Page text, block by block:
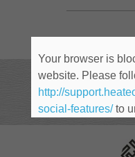
Your browser is
website. Please
http://
social-features/to